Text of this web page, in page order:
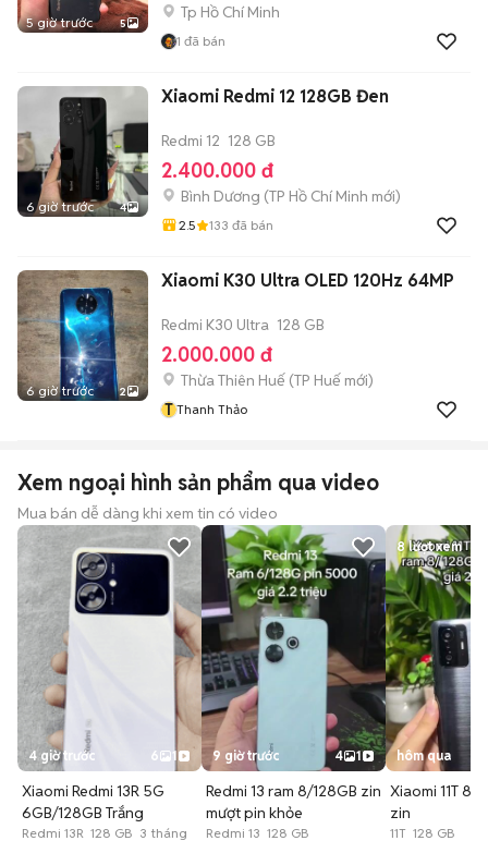
5 giờ trước 5
Tp Hồ Chí Minh
1 đã bán
6 giờ trước 4
Xiaomi Redmi 12 128GB Đen
Redmi 12 128 GB
2.400.000 đ
Bình Dương (TP Hồ Chí Minh mới)
2.5 133 đã bán
6 giờ trước 2
Xiaomi K30 Ultra OLED 120Hz 64MP
Redmi K30 Ultra 128 GB
2.000.000 đ
Thừa Thiên Huế (TP Huế mới)
T Thanh Thảo
Xem ngoại hình sản phẩm qua video
Mua bán dễ dàng khi xem tin có video
4 giờ trước 6 1
Xiaomi Redmi 13R 5G
6GB/128GB Trắng
Redmi 13R 128 GB 3 tháng
9 giờ trước 4 1
Redmi 13 ram 8/128GB zin
mượt pin khỏe
Redmi 13 128 GB
8lượt xem
hôm qua
Xiaomi 11T
zin
11T 128 GB